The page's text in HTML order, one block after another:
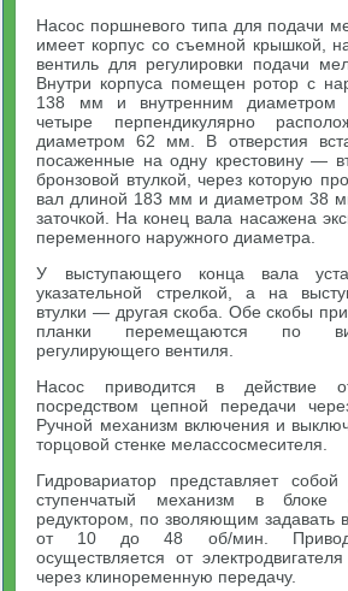
Насос поршневого типа для подачи
имеет корпус со съемной крышкой,
вентиль для регулировки подачи
Внутри корпуса помещен ротор с
138 мм и внутренним
четыре перпендикулярно
диаметром 62 мм. В отверстия
посаженные на одну крестовину —
бронзовой втулкой, через которую
вал длиной 183 мм и диаметром 38
заточкой. На конец вала насажена
переменного наружного диаметра.
У выступающего конца вала
указательной стрелкой, а на
втулки — другая скоба. Обе скобы
планки перемещаются по
регулирующего вентиля.
Насос приводится в действие
посредством цепной передачи
Ручной механизм включения и
торцовой стенке мелассосмесителя.
Гидровариатор представляет
ступенчатый механизм в блоке
редуктором, по зволяющим задавать
от 10 до 48 об/мин. Привод
осуществляется от
через клиноременную передачу.